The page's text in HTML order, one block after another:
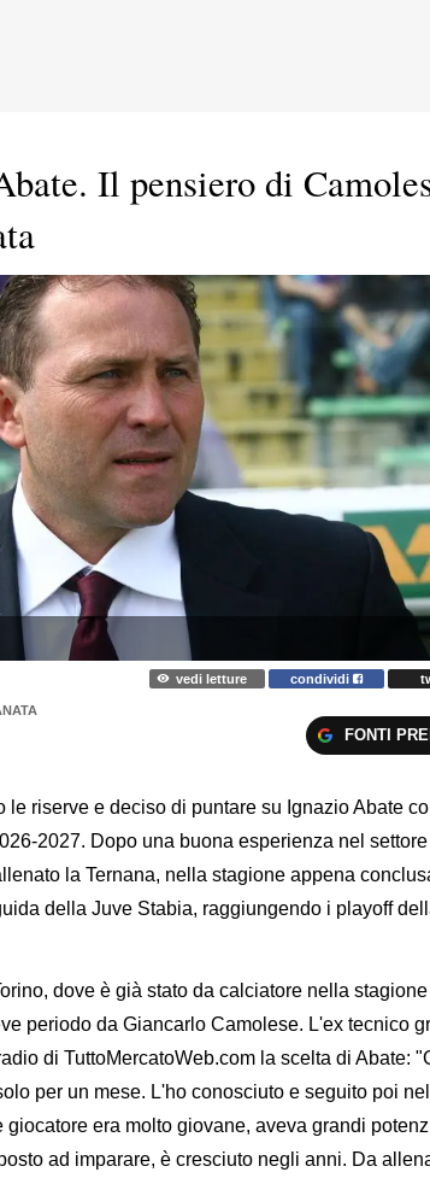
Il pensiero di
vedi letture condividi
FONTI
le riserve e deciso di puntare su Ignazio Abate
2027. Dopo una buona esperienza nel settore
la Ternana, nella stagione appena
della Juve Stabia, raggiungendo i playoff
dove è già stato da calciatore nella
periodo da Giancarlo Camolese. L'ex tecnico
di TuttoMercatoWeb.com la scelta di Abate:
per un mese. L'ho conosciuto e seguito poi
era molto giovane, aveva grandi
ad imparare, è cresciuto negli anni. Da